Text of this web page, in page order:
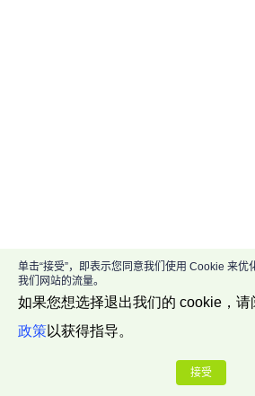
单击“接受”，即表示您同意我们使用 Cookie 来优
我们网站的流量。
如果您想选择退出我们的 cookie，请
政策以获得指导。
接受